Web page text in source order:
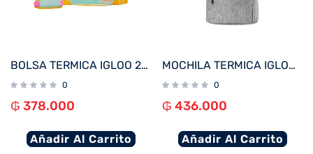
BOLSA TERMICA IGLOO 24 LATAS DUFFEL RETRO AMARILLO 60965
0
₲ 378.000
Añadir Al Carrito
MOCHILA TERMICA IGLOO 18 LATAS MOXIE CINCH BACKPACK GRIS 62117
0
₲ 436.000
Añadir Al Carrito